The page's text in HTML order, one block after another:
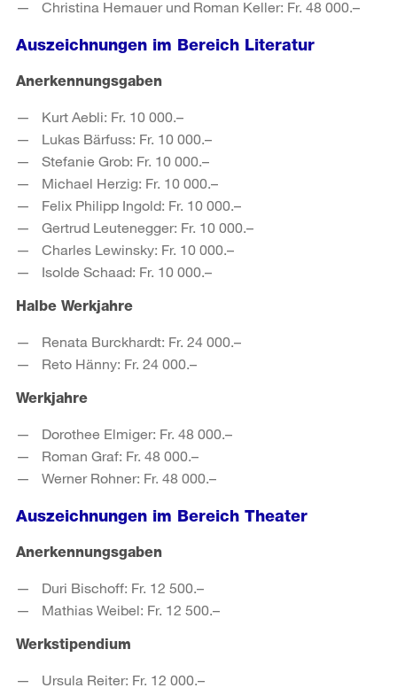
Christina Hemauer und Roman Keller: Fr. 48 000.–
Auszeichnungen im Bereich Literatur
Anerkennungsgaben
Kurt Aebli: Fr. 10 000.–
Lukas Bärfuss: Fr. 10 000.–
Stefanie Grob: Fr. 10 000.–
Michael Herzig: Fr. 10 000.–
Felix Philipp Ingold: Fr. 10 000.–
Gertrud Leutenegger: Fr. 10 000.–
Charles Lewinsky: Fr. 10 000.–
Isolde Schaad: Fr. 10 000.–
Halbe Werkjahre
Renata Burckhardt: Fr. 24 000.–
Reto Hänny: Fr. 24 000.–
Werkjahre
Dorothee Elmiger: Fr. 48 000.–
Roman Graf: Fr. 48 000.–
Werner Rohner: Fr. 48 000.–
Auszeichnungen im Bereich Theater
Anerkennungsgaben
Duri Bischoff: Fr. 12 500.–
Mathias Weibel: Fr. 12 500.–
Werkstipendium
Ursula Reiter: Fr. 12 000.–